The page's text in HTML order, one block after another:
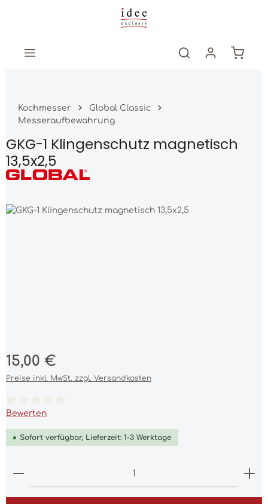
Zum Hauptinhalt springen
Kochmesser
Global Classic
Messeraufbewahrung
GKG-1 Klingenschutz magnetisch
13,5x2,5
Bildergalerie überspringen
Regulärer Preis:
15,00 €
Preise inkl. MwSt. zzgl. Versandkosten
Durchschnittliche Bewertung von 0 von 5 Sternen
Bewerten
Sofort verfügbar, Lieferzeit: 1-3 Werktage
Produkt Anzahl: Gib den gewünschten Wert